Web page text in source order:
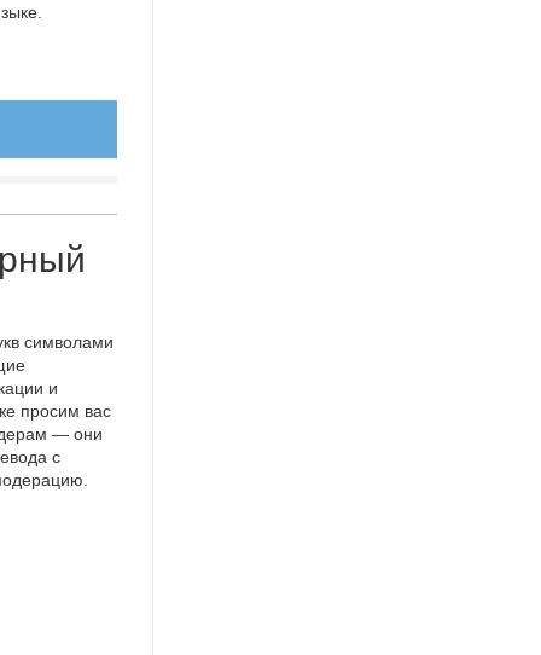
символами
и
просим вас
— они
с